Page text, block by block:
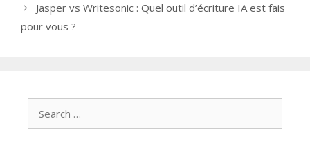
Jasper vs Writesonic : Quel outil d’écriture IA est fais
pour vous ?